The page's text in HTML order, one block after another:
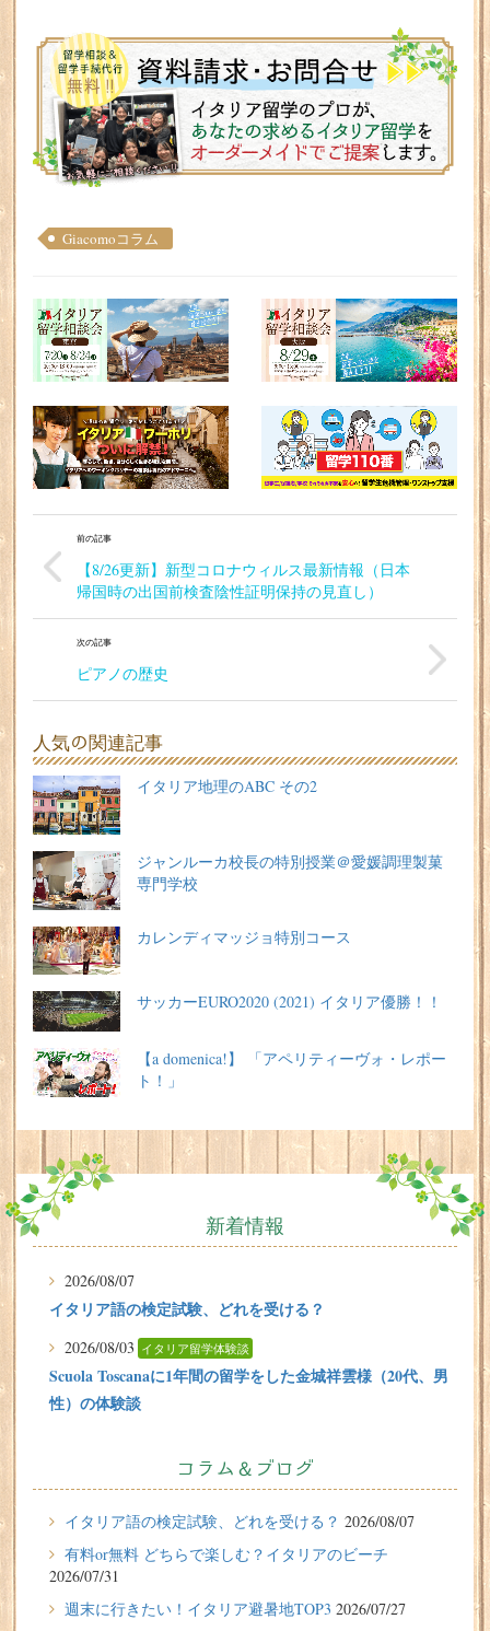
Giacomoコラム
前の記事
【8/26更新】新型コロナウィルス最新情報（日本
帰国時の出国前検査陰性証明保持の見直し）
次の記事
ピアノの歴史
人気の関連記事
イタリア地理のABC その2
ジャンルーカ校長の特別授業＠愛媛調理製菓
専門学校
カレンディマッジョ特別コース
サッカーEURO2020 (2021) イタリア優勝！！
【a domenica!】 「アペリティーヴォ・レポー
ト！」
新着情報
2026/08/07
イタリア語の検定試験、どれを受ける？
2026/08/03 イタリア留学体験談
Scuola Toscanaに1年間の留学をした金城祥雲様（20代、男
性）の体験談
有料or無料 どちらで楽しむ？イタリアのビーチ
フィレンツェに1週間の語学留学をしたT.Sさん（10代、女
性）の体験談
2026/07/27
コラム＆ブログ
イタリア語の検定試験、どれを受ける？ 2026/08/07
有料or無料 どちらで楽しむ？イタリアのビーチ
2026/07/31
週末に行きたい！イタリア避暑地TOP3 2026/07/27